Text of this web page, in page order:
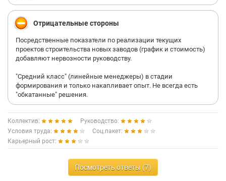
Отрицательные стороны
Посредственные показатели по реализации текущих
проектов строительства новых заводов (график и стоимость)
добавляют нервозности руководству.
"Средний класс" (линейные менеджеры) в стадии
формирования и только накапливает опыт. Не всегда есть
"обкатанные" решения.
Коллектив:
Руководство:
Условия труда:
Соц.пакет:
Карьерный рост:
Посмотреть ответы (7)